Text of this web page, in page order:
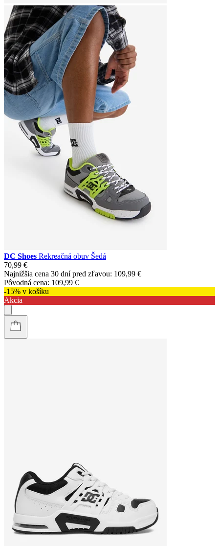
DC Shoes Rekreačná obuv Šedá
70,99 €
Najnižšia cena 30 dní pred zľavou: 109,99 €
Pôvodná cena: 109,99 €
-15% v košíku
Akcia